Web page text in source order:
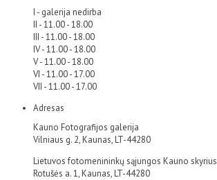
I - galerija nedirba
II - 11.00 - 18.00
III - 11.00 - 18.00
IV - 11.00 - 18.00
V - 11.00 - 18.00
VI - 11.00 - 17.00
VII - 11.00 - 17.00
Adresas
Kauno Fotografijos galerija
Vilniaus g. 2, Kaunas, LT-44280
Lietuvos fotomenininkų sąjungos Kauno skyrius
Rotušės a. 1, Kaunas, LT-44280